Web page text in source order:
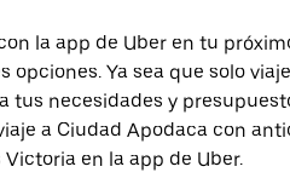
la app de Uber en tu
opciones. Ya sea que solo
tus necesidades y
a Ciudad Apodaca con
en la app de Uber.